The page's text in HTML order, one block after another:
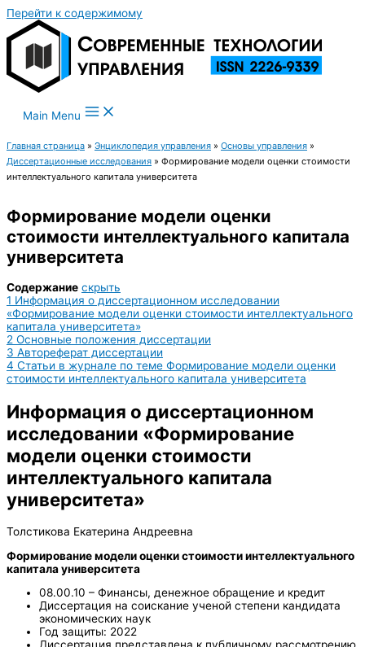
Перейти к содержимому
Main Menu
Главная страница » Энциклопедия управления » Основы управления »
Диссертационные исследования » Формирование модели оценки стоимости
интеллектуального капитала университета
Формирование модели оценки
стоимости интеллектуального капитала
университета
Содержание скрыть
1 Информация о диссертационном исследовании
«Формирование модели оценки стоимости интеллектуального
капитала университета»
2 Основные положения диссертации
3 Автореферат диссертации
4 Статьи в журнале по теме Формирование модели оценки
стоимости интеллектуального капитала университета
Информация о диссертационном
исследовании «Формирование
модели оценки стоимости
интеллектуального капитала
университета»
Толстикова Екатерина Андреевна
Формирование модели оценки стоимости интеллектуального
капитала университета
08.00.10 – Финансы, денежное обращение и кредит
Диссертация на соискание ученой степени кандидата
экономических наук
Год защиты: 2022